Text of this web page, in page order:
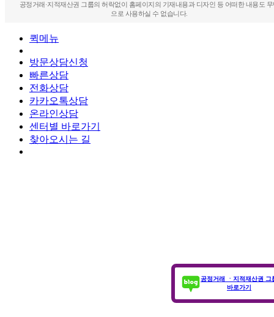
공정거래·지적재산권 그룹의 허락없이 홈페이지의 기재내용과 디자인 등 어떠한 내용도 무
으로 사용하실 수 없습니다.
공정거래 ㆍ지적재산권 그
바로가기
퀵메뉴
방문상담신청
빠른상담
전화상담
카카오톡상담
온라인상담
센터별 바로가기
찾아오시는 길